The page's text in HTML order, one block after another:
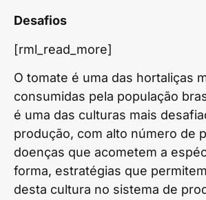
Desafios
[rml_read_more]
O tomate é uma das hortaliças
consumidas pela população
é uma das culturas mais
produção, com alto número de
doenças que acometem a
forma, estratégias que
desta cultura no sistema de